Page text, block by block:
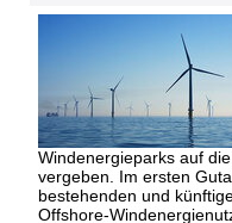
Windenergieparks auf
vergeben. Im ersten
bestehenden und
Offshore-